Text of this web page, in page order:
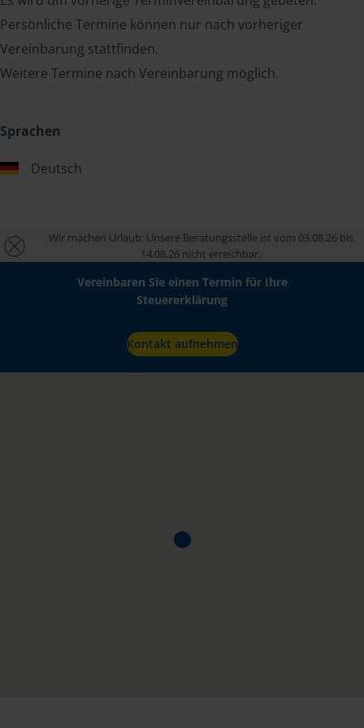
Persönliche Termine können nur nach vorheriger
Vereinbarung stattfinden.
Weitere Termine nach Vereinbarung möglich.
Sprachen
Deutsch
Wir machen Urlaub: Unsere Beratungsstelle ist vom 03.08.26 bis
14.08.26 nicht erreichbar.
Vereinbaren Sie einen Termin für Ihre
Steuererklärung
Kontakt aufnehmen